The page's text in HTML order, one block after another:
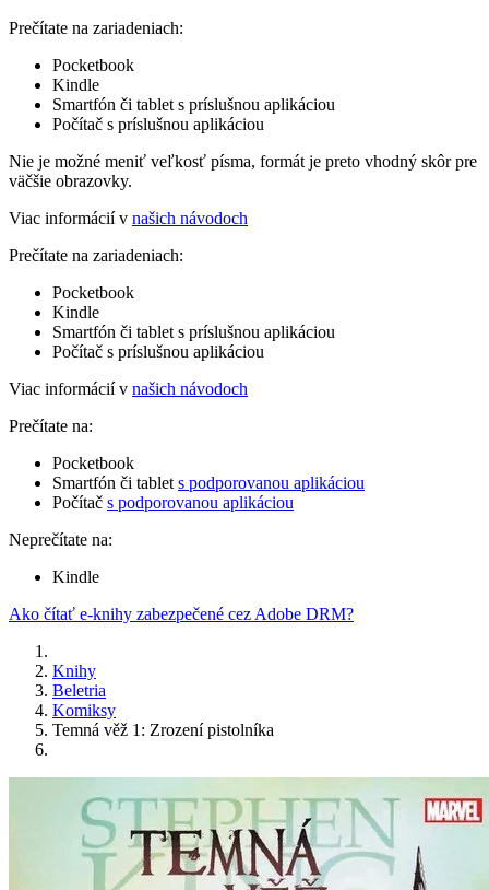
Prečítate na zariadeniach:
Pocketbook
Kindle
Smartfón či tablet s príslušnou aplikáciou
Počítač s príslušnou aplikáciou
Nie je možné meniť veľkosť písma, formát je preto vhodný skôr pre
väčšie obrazovky.
Viac informácií v našich návodoch
Prečítate na zariadeniach:
Pocketbook
Kindle
Smartfón či tablet s príslušnou aplikáciou
Počítač s príslušnou aplikáciou
Viac informácií v našich návodoch
Prečítate na:
Pocketbook
Smartfón či tablet s podporovanou aplikáciou
Počítač s podporovanou aplikáciou
Neprečítate na:
Kindle
Ako čítať e-knihy zabezpečené cez Adobe DRM?
Knihy
Beletria
Komiksy
Temná věž 1: Zrození pistolníka